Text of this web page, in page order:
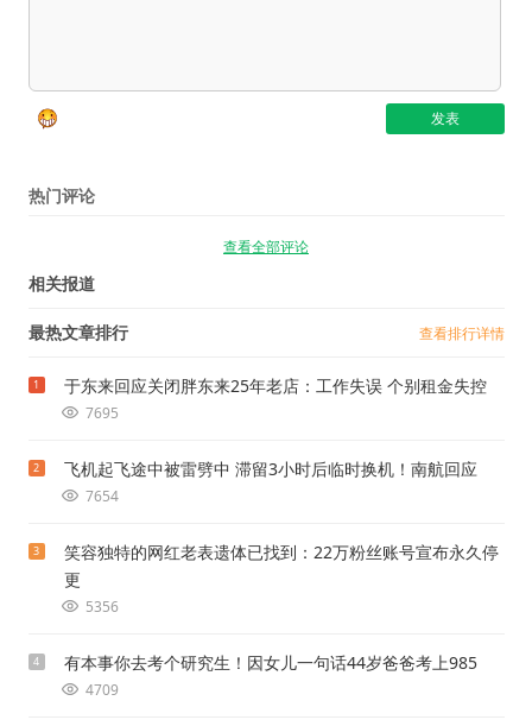
热门评论
查看全部评论
相关报道
最热文章排行 查看排行详情
1 于东来回应关闭胖东来25年老店：工作失误 个别租金失控
7695
2 飞机起飞途中被雷劈中 滞留3小时后临时换机！南航回应
7654
3
笑容独特的网红老表遗体已找到：22万粉丝账号宣布永久停
更
5356
4 有本事你去考个研究生！因女儿一句话44岁爸爸考上985
4709